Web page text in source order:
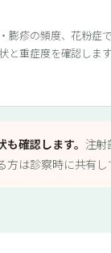
膨疹の頻度、花粉症
と重症度を確認します
確認します。 注射
方は診察時に共有し